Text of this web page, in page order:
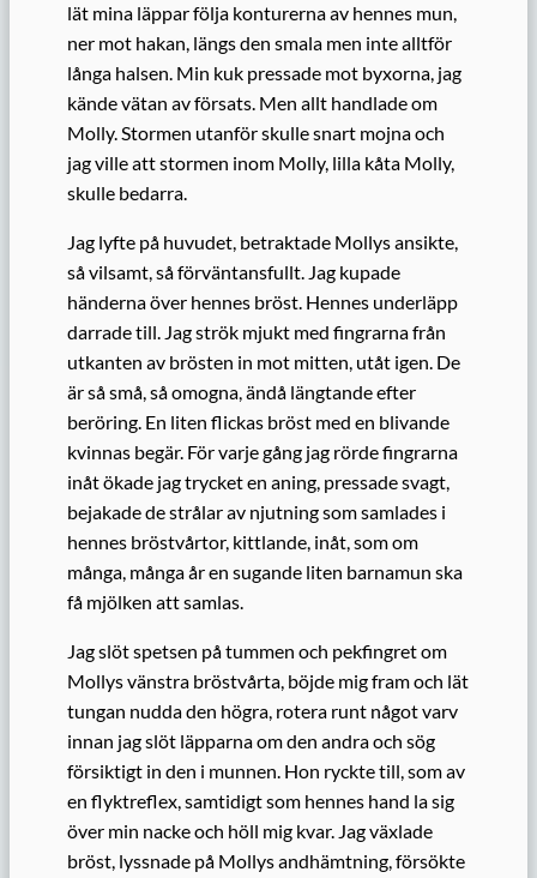
lät mina läppar följa konturerna av hennes mun,
ner mot hakan, längs den smala men inte alltför
långa halsen. Min kuk pressade mot byxorna, jag
kände vätan av försats. Men allt handlade om
Molly. Stormen utanför skulle snart mojna och
jag ville att stormen inom Molly, lilla kåta Molly,
skulle bedarra.
Jag lyfte på huvudet, betraktade Mollys ansikte,
så vilsamt, så förväntansfullt. Jag kupade
händerna över hennes bröst. Hennes underläpp
darrade till. Jag strök mjukt med fingrarna från
utkanten av brösten in mot mitten, utåt igen. De
är så små, så omogna, ändå längtande efter
beröring. En liten flickas bröst med en blivande
kvinnas begär. För varje gång jag rörde fingrarna
inåt ökade jag trycket en aning, pressade svagt,
bejakade de strålar av njutning som samlades i
hennes bröstvårtor, kittlande, inåt, som om
många, många år en sugande liten barnamun ska
få mjölken att samlas.
Jag slöt spetsen på tummen och pekfingret om
Mollys vänstra bröstvårta, böjde mig fram och lät
tungan nudda den högra, rotera runt något varv
innan jag slöt läpparna om den andra och sög
försiktigt in den i munnen. Hon ryckte till, som av
en flyktreflex, samtidigt som hennes hand la sig
över min nacke och höll mig kvar. Jag växlade
bröst, lyssnade på Mollys andhämtning, försökte